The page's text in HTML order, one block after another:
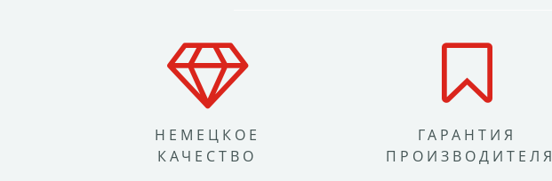
НЕМЕЦКОЕ
КАЧЕСТВО
ГАРАНТИЯ
ПРОИЗВОДИТЕЛЯ